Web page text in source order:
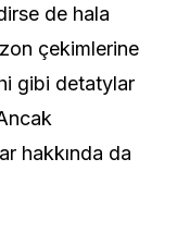
de hala
çekimlerine
gibi detatylar
hakkında da